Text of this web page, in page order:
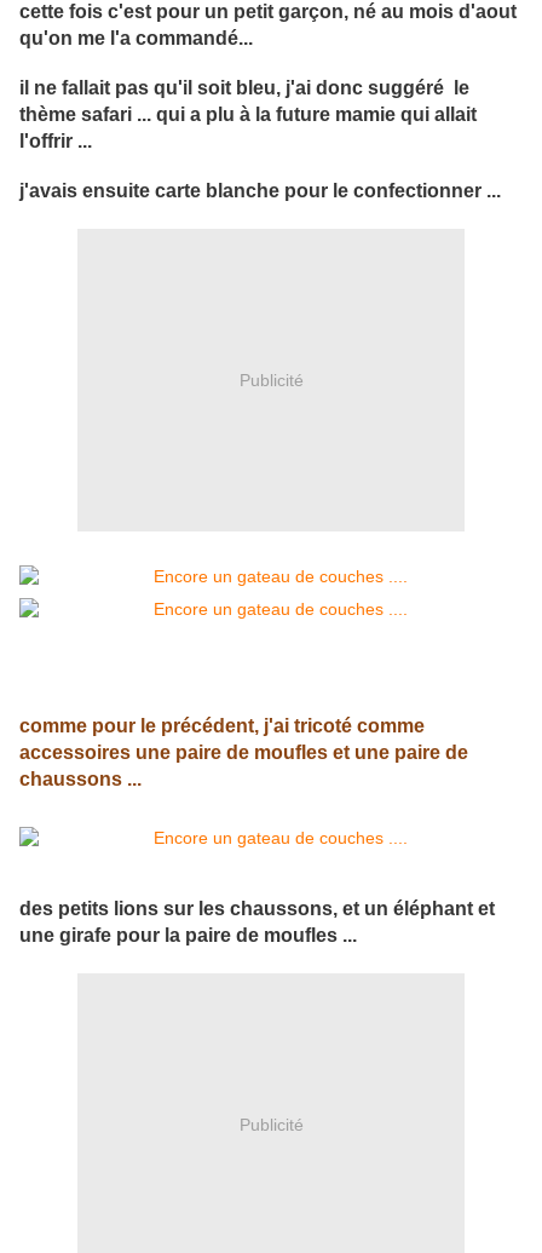
cette fois c'est pour un petit garçon, né au mois d'aout
qu'on me l'a commandé...
il ne fallait pas qu'il soit bleu, j'ai donc suggéré le
thème safari ... qui a plu à la future mamie qui allait
l'offrir ...
j'avais ensuite carte blanche pour le confectionner ...
Publicité
comme pour le précédent, j'ai tricoté comme
accessoires une paire de moufles et une paire de
chaussons ...
des petits lions sur les chaussons, et un éléphant et
une girafe pour la paire de moufles ...
Publicité